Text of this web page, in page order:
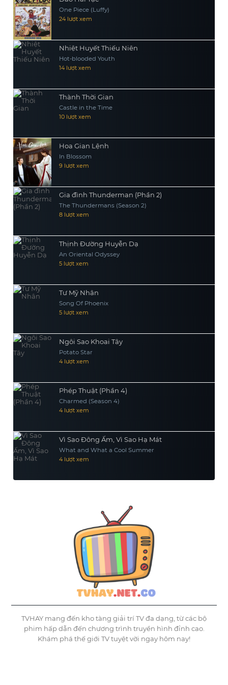
One Piece (Luffy)
24 lượt xem
Nhiệt Huyết Thiếu Niên
Hot-blooded Youth
14 lượt xem
Thành Thời Gian
Castle in the Time
10 lượt xem
Hoa Gian Lệnh
In Blossom
9 lượt xem
Gia đình Thunderman (Phần 2)
The Thundermans (Season 2)
8 lượt xem
Thịnh Đường Huyễn Dạ
An Oriental Odyssey
5 lượt xem
Tư Mỹ Nhân
Song Of Phoenix
5 lượt xem
Ngôi Sao Khoai Tây
Potato Star
4 lượt xem
Phép Thuật (Phần 4)
Charmed (Season 4)
4 lượt xem
Vì Sao Đông Ấm, Vì Sao Hạ Mát
What and What a Cool Summer
4 lượt xem
TVHAY mang đến kho tàng giải trí TV đa dạng, từ các bộ
phim hấp dẫn đến chương trình truyền hình đỉnh cao.
Khám phá thế giới TV tuyệt vời ngay hôm nay!